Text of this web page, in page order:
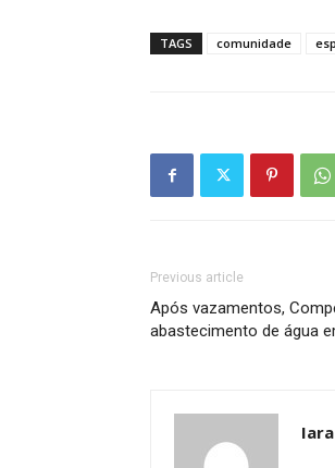
TAGS comunidade
Previous article
Após vazamentos,
abastecimento de água